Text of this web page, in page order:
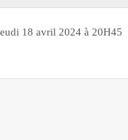
18 avril 2024 à 20H45